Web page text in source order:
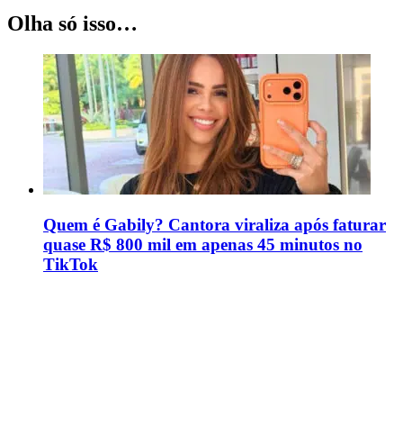
Olha só isso…
Quem é Gabily? Cantora viraliza após faturar
quase R$ 800 mil em apenas 45 minutos no
TikTok